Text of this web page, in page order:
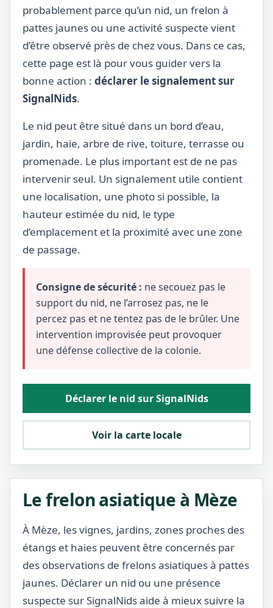
probablement parce qu’un nid, un frelon à
pattes jaunes ou une activité suspecte vient
d’être observé près de chez vous. Dans ce cas,
cette page est là pour vous guider vers la
bonne action : déclarer le signalement sur
SignalNids.
Le nid peut être situé dans un bord d’eau,
jardin, haie, arbre de rive, toiture, terrasse ou
promenade. Le plus important est de ne pas
intervenir seul. Un signalement utile contient
une localisation, une photo si possible, la
hauteur estimée du nid, le type
d’emplacement et la proximité avec une zone
de passage.
Consigne de sécurité : ne secouez pas le
support du nid, ne l’arrosez pas, ne le
percez pas et ne tentez pas de le brûler. Une
intervention improvisée peut provoquer
une défense collective de la colonie.
Déclarer le nid sur SignalNids
Voir la carte locale
Le frelon asiatique à Mèze
À Mèze, les vignes, jardins, zones proches des
étangs et haies peuvent être concernés par
des observations de frelons asiatiques à pattes
jaunes. Déclarer un nid ou une présence
suspecte sur SignalNids aide à mieux suivre la